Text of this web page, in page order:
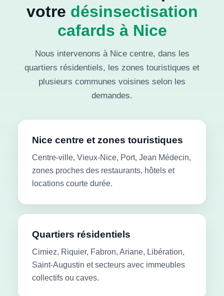
votre désinsectisation
cafards à Nice
Nous intervenons à Nice centre, dans les
quartiers résidentiels, les zones touristiques et
plusieurs communes voisines selon les
demandes.
Nice centre et zones touristiques
Centre-ville, Vieux-Nice, Port, Jean Médecin,
zones proches des restaurants, hôtels et
locations courte durée.
Quartiers résidentiels
Cimiez, Riquier, Fabron, Ariane, Libération,
Saint-Augustin et secteurs avec immeubles
collectifs ou caves.